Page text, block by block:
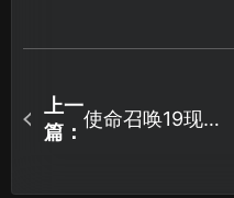
上一
篇：
使命召唤19现代